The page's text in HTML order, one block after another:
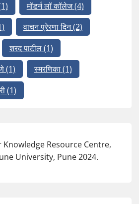
मॉडर्न लॉ कॉलेज(4)
वाचन प्रेरणा दिन(2)
शरद पाटील(1)
(1) स्मरणिका(1)
(1)
Knowledge Resource Centre,
University, Pune 2024.